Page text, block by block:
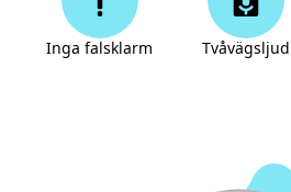
Inga falsklarm Tvåvägsljud